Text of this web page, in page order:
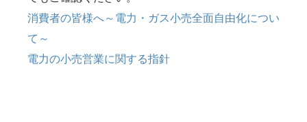
消費者の皆様へ～電力・ガス小売全面自由化につい
て～
電力の小売営業に関する指針